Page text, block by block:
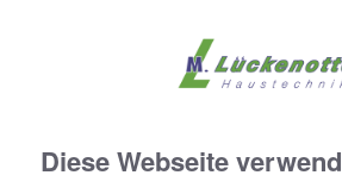
Diese Webseite